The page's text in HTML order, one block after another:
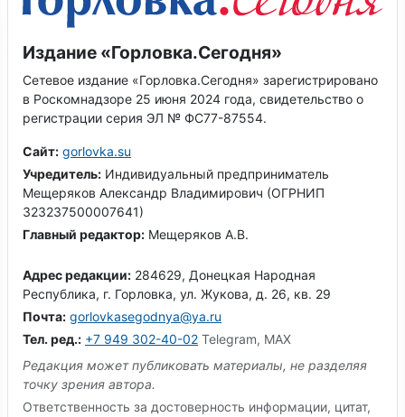
Издание «Горловка.Сегодня»
Сетевое издание «Горловка.Сегодня» зарегистрировано
в Роскомнадзоре 25 июня 2024 года, свидетельство о
регистрации серия ЭЛ № ФС77-87554.
Сайт: gorlovka.su
Учредитель: Индивидуальный предприниматель
Мещеряков Александр Владимирович (ОГРНИП
323237500007641)
Главный редактор: Мещеряков А.В.
Адрес редакции: 284629, Донецкая Народная
Республика, г. Горловка, ул. Жукова, д. 26, кв. 29
Почта: gorlovkasegodnya@ya.ru
Тел. ред.: +7 949 302-40-02 Telegram, MAX
Редакция может публиковать материалы, не разделяя
точку зрения автора.
Ответственность за достоверность информации, цитат,